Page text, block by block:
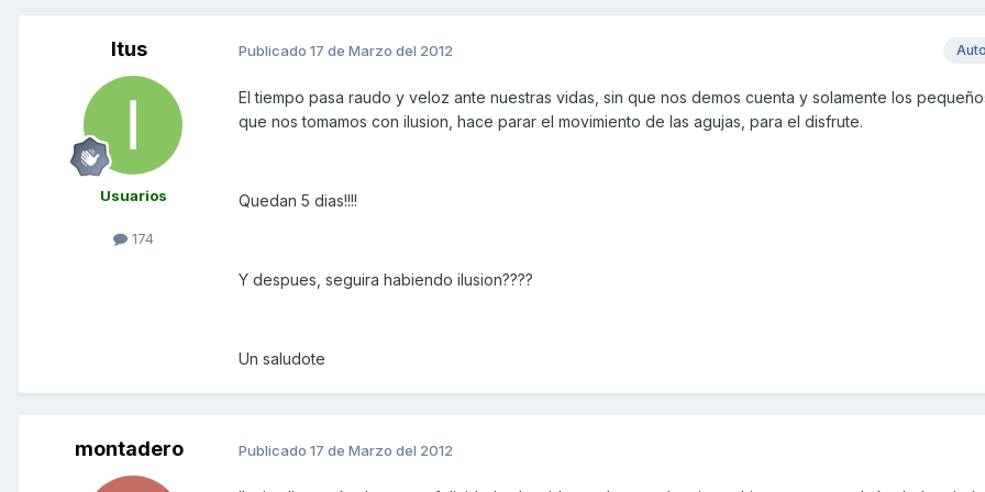
Itus
Usuarios
174
Publicado 17 de Marzo del 2012
El tiempo pasa raudo y veloz ante nuestras vidas, sin que nos demos cuenta y solamente los
que nos tomamos con ilusion, hace parar el movimiento de las agujas, para el disfrute.
Quedan 5 dias!!!!
Y despues, seguira habiendo ilusion????
Un saludote
montadero Publicado 17 de Marzo del 2012